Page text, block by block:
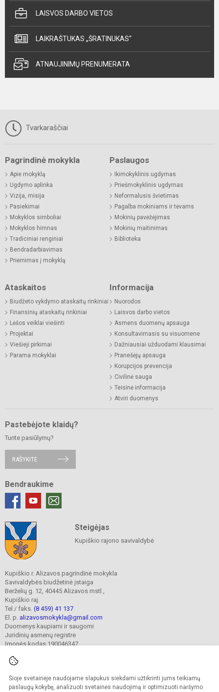
Šioje svetainėje naudojame slapukus siekdami užtikrinti jums teikiamų
paslaugų kokybę, analizuoti svetainės naudojimą ir optimizuoti naršymo
LAISVOS DARBO VIETOS
LAIKRAŠTUKAS „ŠRATINUKAS“
ATNAUJINIMŲ PRENUMERATA
Tvarkaraščiai
Pagrindinė mokykla
Apie mokyklą
Ugdymo aplinka
Vizija, misija
Pasiekimai
Mokyklos simboliai
Mokyklos himnas
Tradiciniai renginiai
Bendradarbiavimas
Priėmimas į mokyklą
Paslaugos
Ikimokyklinis ugdymas
Priešmokyklinis ugdymas
Neformalusis švietimas
Pagalba mokiniams ir tėvams
Mokinių pavėžėjimas
Mokinių maitinimas
Biblioteka
Ataskaitos
Biudžeto vykdymo ataskaitų rinkiniai
Finansinių ataskaitų rinkiniai
Lėšos veiklai viešinti
Projektai
Viešieji pirkimai
Parama mokyklai
Informacija
Nuorodos
Laisvos darbo vietos
Asmens duomenų apsauga
Konsultavimasis su visuomene
Dažniausiai užduodami klausimai
Pranešėjų apsauga
Korupcijos prevencija
Civilinė sauga
Teisinė informacija
Atviri duomenys
Pastebėjote klaidų?
Turite pasiūlymų?
RAŠYKITE
Bendraukime
Steigėjas
Kupiškio rajono savivaldybė
Kupiškio r. Alizavos pagrindinė mokykla
Savivaldybės biudžetinė įstaiga
Berželių g. 12, 40445 Alizavos mstl.,
Kupiškio raj.
Tel./ faks. (8 459) 41 137
El. p. alizavosmokykla@gmail.com
Duomenys kaupiami ir saugomi
Juridinių asmenų registre
Įmonės kodas 190046347
© 2023. Kupiškio r. Alizavos pagrindinė mokykla. Visos teisės saugomos.
Kopijuoti turinį be raštiško įstaigos administracijos sutikimo griežtai draudžiama.